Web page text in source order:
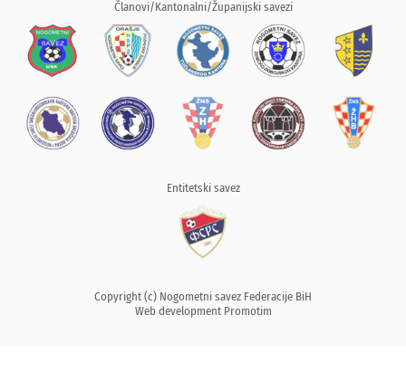
Članovi/Kantonalni/Županijski savezi
Entitetski savez
Copyright (c) Nogometni savez Federacije BiH
Web development Promotim